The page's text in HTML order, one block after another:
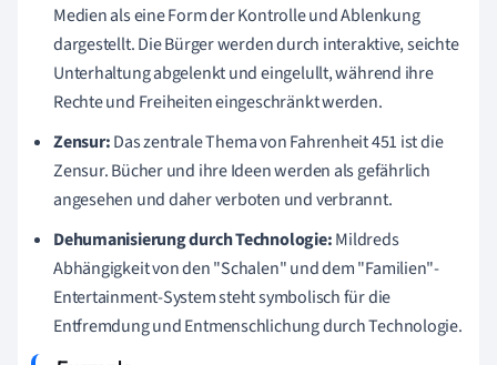
Medien als eine Form der Kontrolle und Ablenkung
dargestellt. Die Bürger werden durch interaktive, seichte
Unterhaltung abgelenkt und eingelullt, während ihre
Rechte und Freiheiten eingeschränkt werden.
Zensur:Das zentrale Thema von Fahrenheit 451 ist die
Zensur. Bücher und ihre Ideen werden als gefährlich
angesehen und daher verboten und verbrannt.
Dehumanisierung durch Technologie:Mildreds
Abhängigkeit von den "Schalen" und dem "Familien"-
Entertainment-System steht symbolisch für die
Entfremdung und Entmenschlichung durch Technologie.